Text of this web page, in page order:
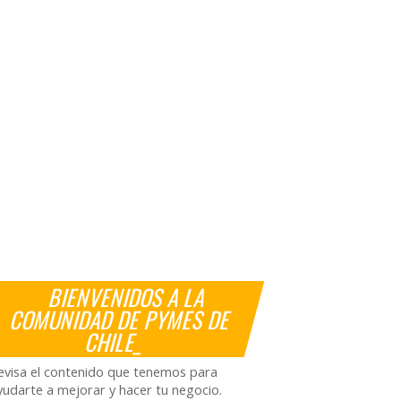
BIENVENIDOS A LA
COMUNIDAD DE PYMES DE
CHILE_
el contenido que tenemos para
a mejorar y hacer tu negocio.